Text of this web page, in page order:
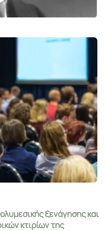
ξενάγησης και
κτιρίων της